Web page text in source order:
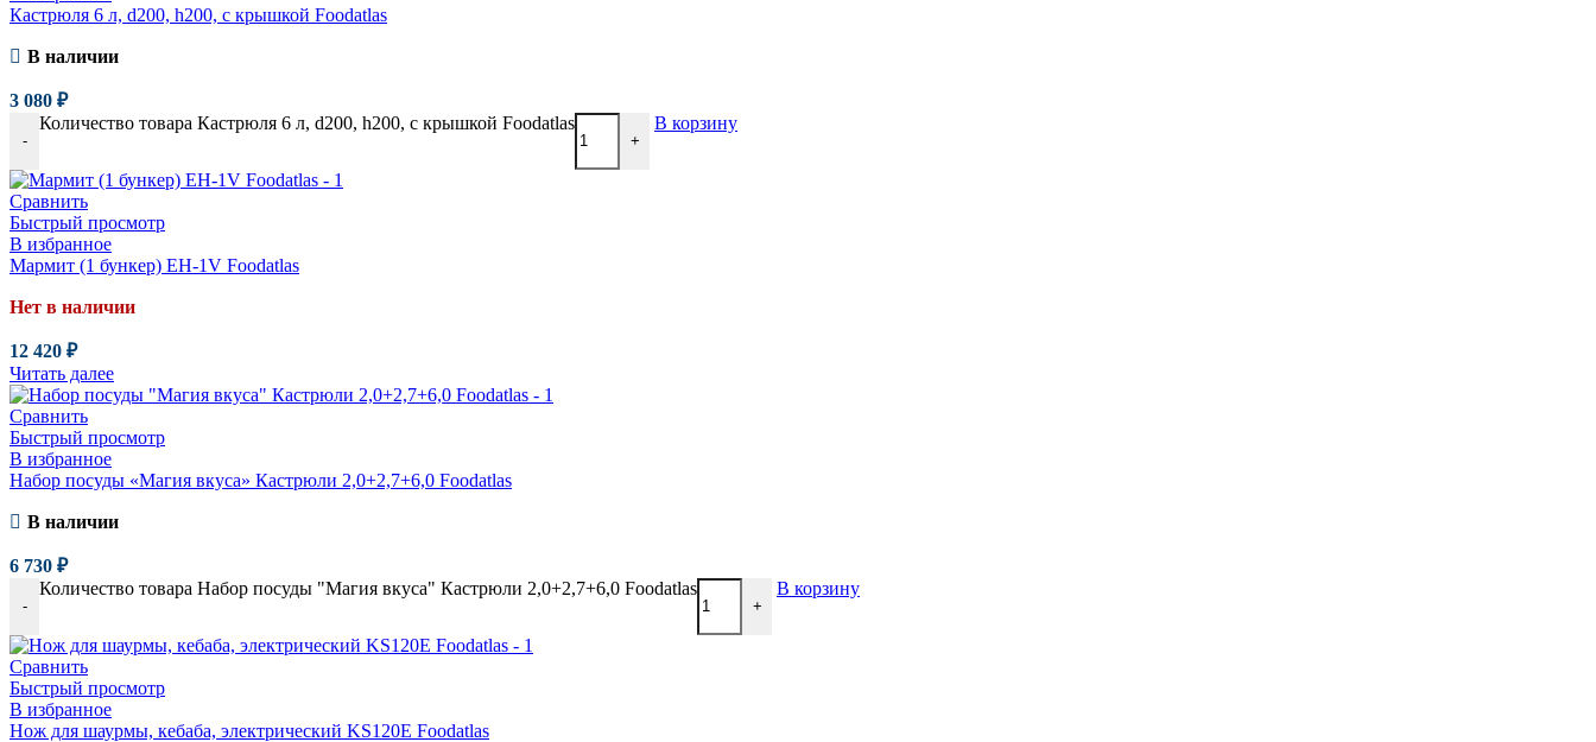
Кастрюля 6 л, d200, h200, c крышкой Foodatlas
В наличии
3 080 ₽
-
Количество товара Кастрюля 6 л, d200, h200, c крышкой Foodatlas
+
В корзину
Сравнить
Быстрый просмотр
В избранное
Мармит (1 бункер) EH-1V Foodatlas
Нет в наличии
12 420 ₽
Читать далее
Сравнить
Быстрый просмотр
В избранное
Набор посуды «Магия вкуса» Кастрюли 2,0+2,7+6,0 Foodatlas
В наличии
6 730 ₽
-
Количество товара Набор посуды "Магия вкуса" Кастрюли 2,0+2,7+6,0 Foodatlas
+
В корзину
Сравнить
Быстрый просмотр
В избранное
Нож для шаурмы, кебаба, электрический KS120E Foodatlas